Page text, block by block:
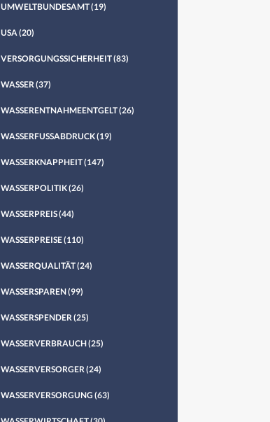
UMWELTBUNDESAMT(19)
USA (20)
VERSORGUNGSSICHERHEIT(83)
WASSER (37)
WASSERENTNAHMEENTGELT(26)
WASSERFUSSABDRUCK(19)
WASSERKNAPPHEIT(147)
WASSERPOLITIK(26)
WASSERPREIS(44)
WASSERPREISE(110)
WASSERQUALITÄT(24)
WASSERSPAREN(99)
WASSERSPENDER (25)
WASSERVERBRAUCH(25)
WASSERVERSORGER (24)
WASSERVERSORGUNG (63)